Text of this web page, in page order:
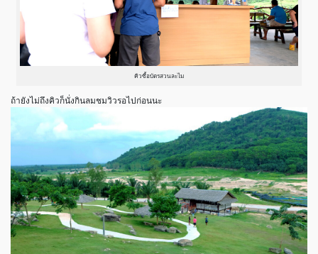
คิวซื้อบัตรสวนละไม
ถ้ายังไม่ถึงคิวก็นั่งกินลมชมวิวรอไปก่อนนะ